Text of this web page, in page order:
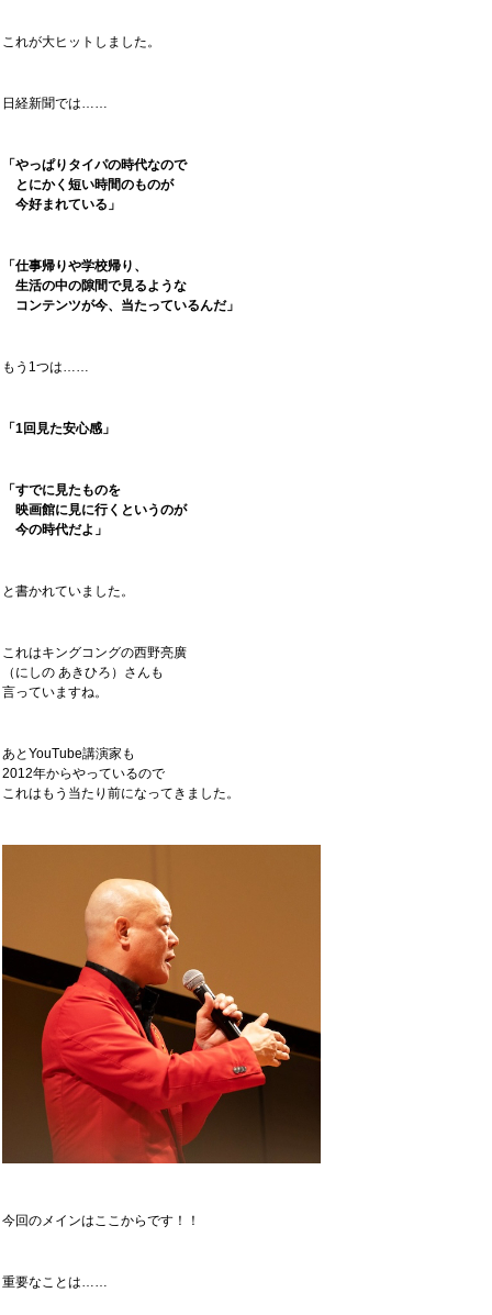
これが大ヒットしました。
日経新聞では……
「やっぱりタイパの時代なので
とにかく短い時間のものが
今好まれている」
「仕事帰りや学校帰り、
生活の中の隙間で見るような
コンテンツが今、当たっているんだ」
もう1つは……
「1回見た安心感」
「すでに見たものを
映画館に見に行くというのが
今の時代だよ」
と書かれていました。
これはキングコングの西野亮廣
（にしの あきひろ）さんも
言っていますね。
あとYouTube講演家も
2012年からやっているので
これはもう当たり前になってきました。
今回のメインはここからです！！
重要なことは……